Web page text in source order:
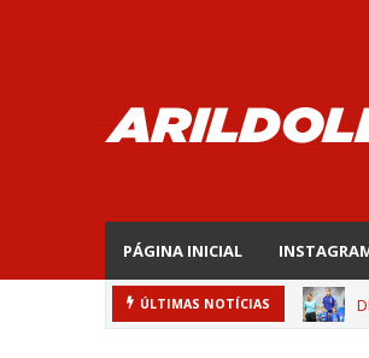
PÁGINA INICIAL
ÚLTIMAS NOTÍCIAS